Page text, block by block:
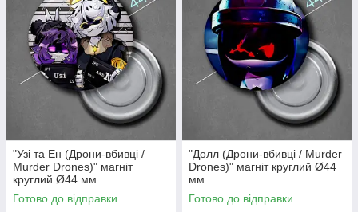
"Узі та Ен (Дрони-вбивці /
Murder Drones)" магніт
круглий Ø44 мм
Готово до відправки
"Долл (Дрони-вбивці / Murder
Drones)" магніт круглий Ø44
мм
Готово до відправки